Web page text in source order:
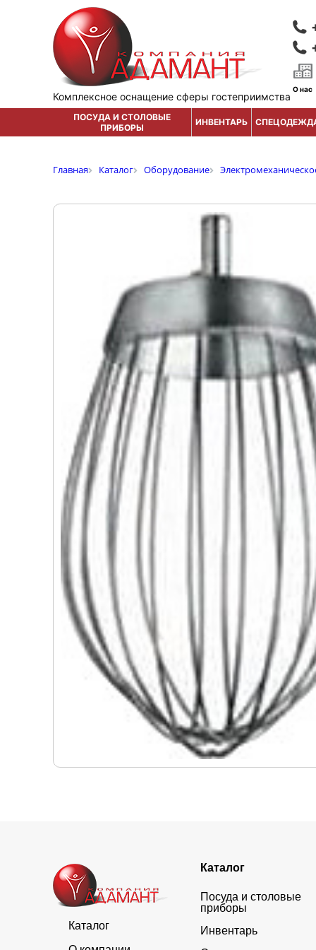
Комплексное оснащение сферы гостеприимства
О нас
ПОСУДА И СТОЛОВЫЕ
ПРИБОРЫ
ИНВЕНТАРЬ
Главная Каталог Оборудование
Каталог
Каталог
Посуда и столовые
приборы
Инвентарь